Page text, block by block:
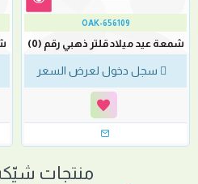
OAK-656109
شمعة عيد ميلاد قلتر ذهبي رقم (0)
سجل دخول لعرض السعر
منتجات